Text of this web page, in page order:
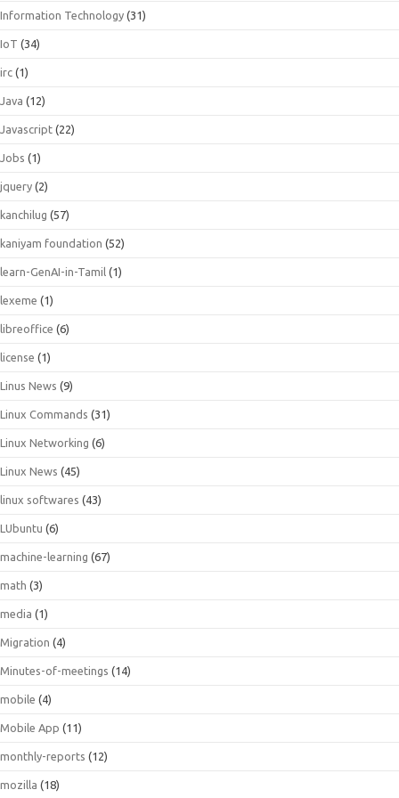
Information Technology (31)
IoT (34)
irc (1)
Java (12)
Javascript (22)
Jobs (1)
jquery (2)
kanchilug (57)
kaniyam foundation (52)
learn-GenAI-in-Tamil (1)
lexeme (1)
libreoffice (6)
license (1)
Linus News (9)
Linux Commands (31)
Linux Networking (6)
Linux News (45)
linux softwares (43)
LUbuntu (6)
machine-learning (67)
math (3)
media (1)
Migration (4)
Minutes-of-meetings (14)
mobile (4)
Mobile App (11)
monthly-reports (12)
mozilla (18)